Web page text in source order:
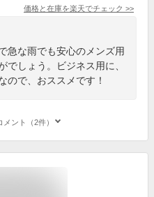
価格と在庫を楽天でチェック >>
急な雨でも安心のメンズ用
でしょう。ビジネス用に、
ので、おススメです！
ント（2件）